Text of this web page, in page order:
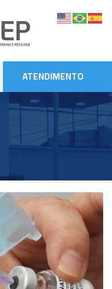
ATENDIMENTO